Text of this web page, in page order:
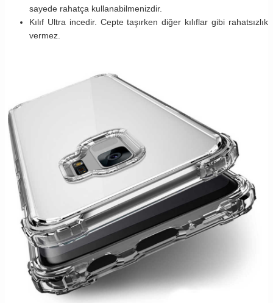
sayede rahatça kullanabilmenizdir.
Kılıf Ultra incedir. Cepte taşırken diğer kılıflar gibi rahatsızlık
vermez.